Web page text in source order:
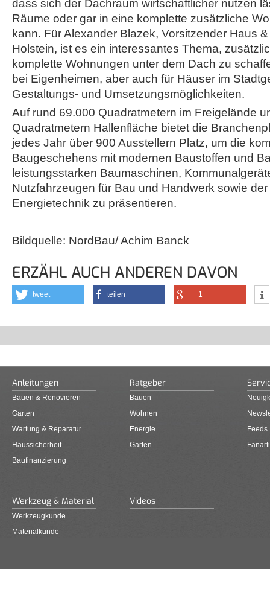
dass sich der Dachraum wirtschaftlicher nutzen
Räume oder gar in eine komplette zusätzliche
kann. Für Alexander Blazek, Vorsitzender Haus
Holstein, ist es ein interessantes Thema,
komplette Wohnungen unter dem Dach zu
bei Eigenheimen, aber auch für Häuser im
Gestaltungs- und Umsetzungsmöglichkeiten.
Auf rund 69.000 Quadratmetern im Freigelände
Quadratmetern Hallenfläche bietet die
jedes Jahr über 900 Ausstellern Platz, um die
Baugeschehens mit modernen Baustoffen und
leistungsstarken Baumaschinen,
Nutzfahrzeugen für Bau und Handwerk sowie
Energietechnik zu präsentieren.
Bildquelle: NordBau/ Achim Banck
ERZÄHL AUCH ANDEREN DAVON
tweet teilen +1
Anleitungen
Bauen & Renovieren
Garten
Wartung & Reparatur
Haussicherheit
Baufinanzierung
Ratgeber
Bauen
Wohnen
Energie
Garten
Feeds
Werkzeug & Material
Werkzeugkunde
Materialkunde
Videos